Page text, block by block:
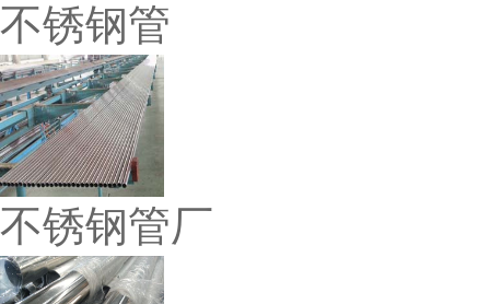
不锈钢管
不锈钢管厂